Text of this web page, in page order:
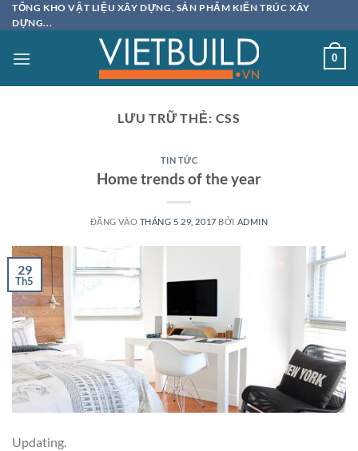
Bỏ
qua
dung
TỔNG KHO VẬT LIỆU XÂY DỰNG, SẢN PHẨM KIẾN TRÚC XÂY
DỰNG...
0
LƯU TRỮ THẺ: CSS
TIN TỨC
Home trends of the year
ĐĂNG VÀO THÁNG 5 29, 2017 BỞI ADMIN
29
Th5
Updating.